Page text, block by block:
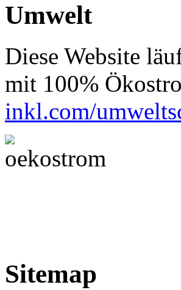
Umwelt
Diese Website
mit 100%
inkl.com/
Sitemap